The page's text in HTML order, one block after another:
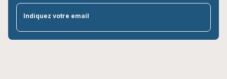
Indiquez votre email